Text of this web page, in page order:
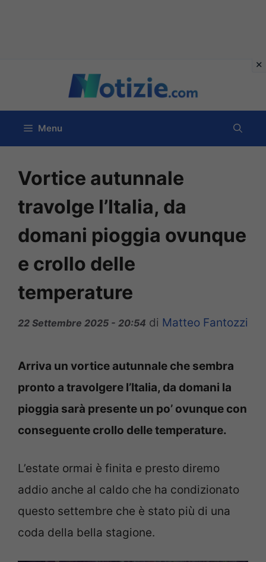
contenuto
Menu
Vortice autunnale
travolge l’Italia, da
domani pioggia ovunque
e crollo delle
temperature
22 Settembre 2025 - 20:54 di Matteo Fantozzi
Arriva un vortice autunnale che sembra
pronto a travolgere l’Italia, da domani la
pioggia sarà presente un po’ ovunque con
conseguente crollo delle temperature.
L’estate ormai è finita e presto diremo
addio anche al caldo che ha condizionato
questo settembre che è stato più di una
coda della bella stagione.